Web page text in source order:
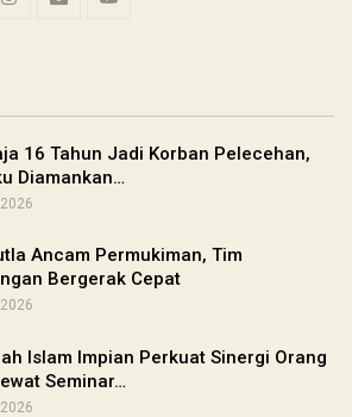
16 Tahun Jadi Korban Pelecehan,
Diamankan…
Ancam Permukiman, Tim
Bergerak Cepat
Islam Impian Perkuat Sinergi Orang
Seminar…